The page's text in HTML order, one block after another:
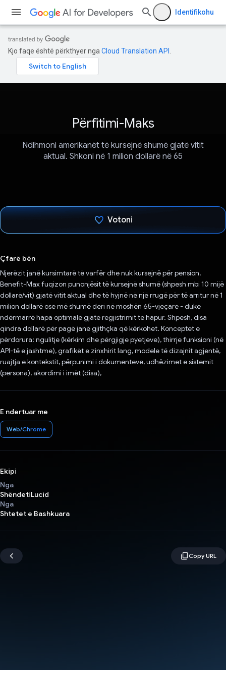
Identifikohu
Kjo faqe është përkthyer nga Cloud Translation API
Përfitimi-Maks
Ndihmoni amerikanët të kursejnë shumë gjatë vitit
aktual. Shkoni në 1 milion dollarë në 65
Votoni
Çfarë bën
Njerëzit janë kursimtarë të varfër dhe nuk kursejnë për pension.
Benefit-Max fuqizon punonjësit të kursejnë shumë (shpesh mbi 10 mijë
dollarë/vit) gjatë vitit aktual dhe të hyjnë në një rrugë për të arritur në 1
milion dollarë ose më shumë deri në moshën 65-vjeçare - duke
ndërmarrë hapa optimalë gjatë regjistrimit të hapur. Shpesh, disa
qindra dollarë për pagë janë gjithçka që kërkohet. Konceptet e
përdorura: ngulitje (kërkim dhe përgjigje pyetjeve), thirrje funksioni (në
API-të e jashtme), grafikët e zinxhirit lang, modele të dizajnit agjentë,
ruajtja e kontekstit, përpunimi i dokumenteve, udhëzimet e sistemit
(persona), akordimi i imët (disa),
E ndertuar me
Web/Chrome
Ekipi
Nga
ShëndetiLucid
Nga
Shtetet e Bashkuara